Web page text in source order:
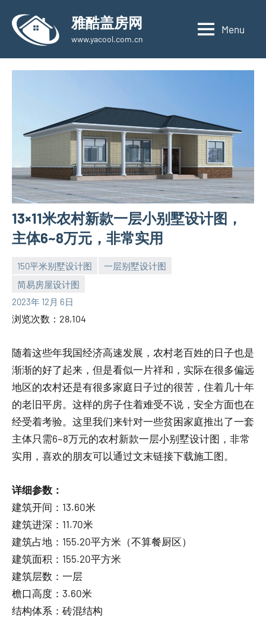
content
雅酷盖房网
www.yacool.com.cn
Menu
13×11米农村新款一层小别墅设计图，
主体6~8万元，非常实用
150平米别墅设计图
一层别墅设计图
简易房屋设计图
2023年 12月 6日
yacool
浏览次数：28,104
随着这些年我国经济高速发展，农村老百姓的日子也是
渐渐的好了起来，但是看似一片祥和，实际在很多偏远
地区的农村还是有很多家庭日子过的很苦，住着几十年
的老旧平房。这样的房子住着难受不说，安全方面也在
经受着考验。这里我们来针对一些贫困家庭推出了一套
主体只需6~8万元的农村新款一层小别墅设计图，非常
实用，喜欢的朋友可以通过文末链接下载施工图。
详细参数：
建筑开间：13.60米
建筑进深：11.70米
建筑占地：155.20平方米（不算餐厨区）
建筑面积：155.20平方米
建筑层数：一层
檐口高度：3.60米
结构体系：砖混结构